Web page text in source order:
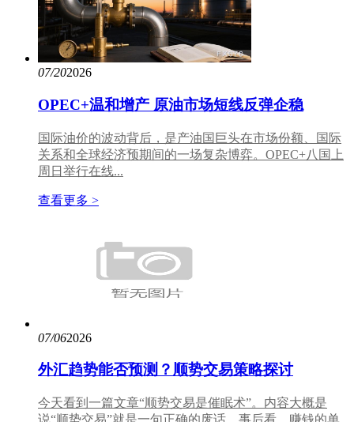
07/202026
OPEC+温和增产 原油市场短线反弹企稳
国际油价的波动背后，是产油国巨头在市场份额、国际
关系和全球经济预期间的一场复杂博弈。OPEC+八国上
周日举行在线...
查看更多 >
07/062026
外汇趋势能否预测？顺势交易策略探讨
今天看到一篇文章“顺势交易是催眠术”。内容大概是
说“顺势交易”就是一句正确的废话。事后看，赚钱的单